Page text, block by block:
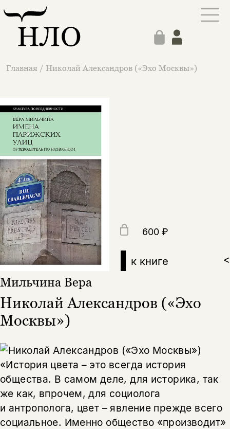
Главная / Николай Александров («Эхо Москвы»)
Мильчина Вера
Николай Александров («Эхо
Москвы»)
к книге >
600 ₽
«История цвета – это всегда история
общества. В самом деле, для историка, так
же как, впрочем, для социолога
и антрополога, цвет – явление прежде всего
социальное. Именно общество «производит»
Подписка на рассылку
Раз в неделю мы отправляем рассылку
о книгах и событиях «НЛО».
За подписку дарим промокод на
скидку 15%
Этой книги временно
нет в продаже.
Вы можете подписаться на
уведомления, и при поступлении книги
на склад получить письмо на указанный
электронный адрес.
Эта книга
не предназначена для
несовершеннолетних